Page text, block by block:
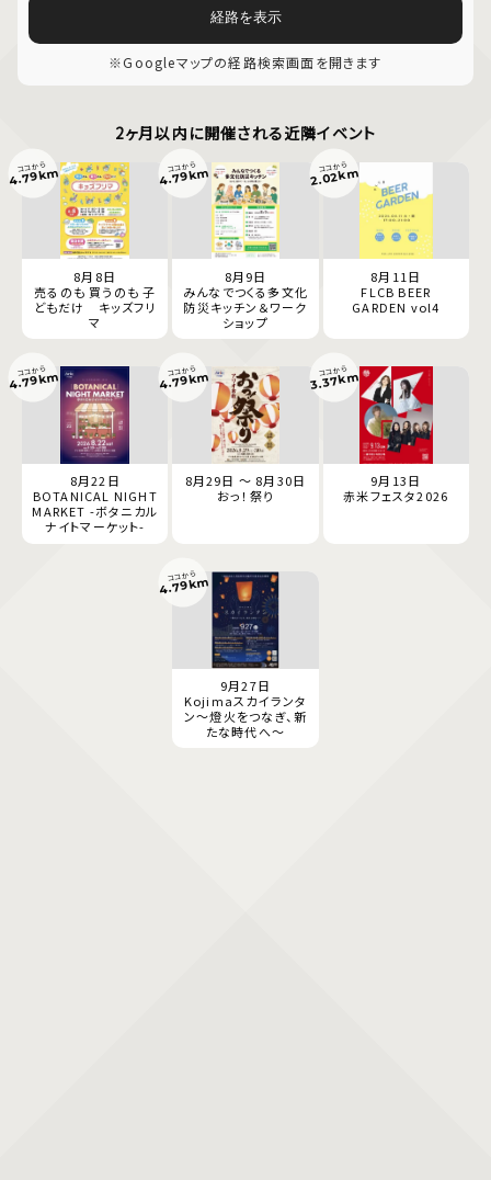
経路を表示
※Googleマップの経路検索画面を開きます
2ヶ月以内に開催される近隣イベント
8月8日
売るのも 買うのも 子
どもだけ キッズフリ
マ
ココから
4.79km
8月9日
みんなでつくる多文化
防災キッチン＆ワーク
ショップ
ココから
4.79km
8月11日
FLCB BEER
GARDEN vol4
ココから
2.02km
8月22日
BOTANICAL NIGHT
MARKET -ボタニカル
ナイトマーケット-
ココから
4.79km
8月29日 ～ 8月30日
おっ！祭り
ココから
4.79km
9月13日
赤米フェスタ2026
ココから
3.37km
9月27日
Kojimaスカイランタ
ン〜燈火をつなぎ、新
たな時代へ〜
ココから
4.79km